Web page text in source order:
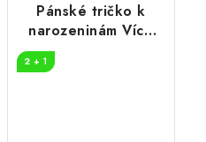
Pánské tričko k
narozeninám Více
2 + 1